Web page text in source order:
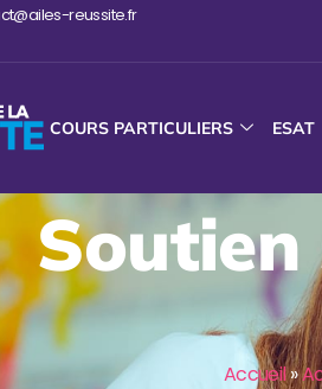
reussite.fr
COURS PARTICULIERS ESAT
Accueil»